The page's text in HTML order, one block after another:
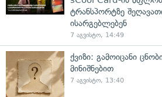
ტრანსპორტზე
ისარგებლებენ
7 აგვისტო, 14:49
ქვიზი: გამოიცანი
მინიშნებით
7 აგვისტო, 13:40